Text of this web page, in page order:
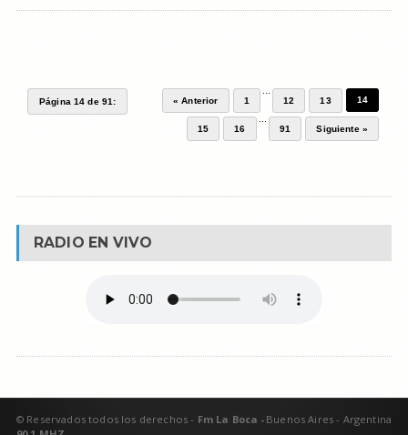
Página 14 de 91: « Anterior 1
12
13 14
15 16
91
Siguiente »
RADIO EN VIVO
Buenos Aires - Argentina
© Reservados todos los derechos - Fm La Boca -